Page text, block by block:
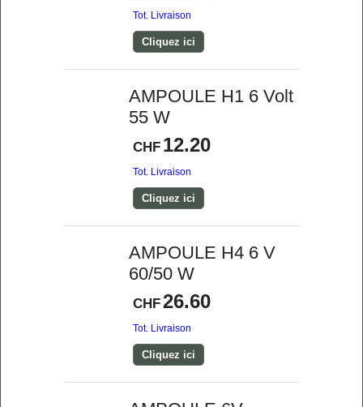
Tot. Livraison
Cliquez ici
AMPOULE H1 6 Volt
55 W
CHF 12.20
Tot. Livraison
Cliquez ici
AMPOULE H4 6 V
60/50 W
CHF26.60
Tot. Livraison
Cliquez ici